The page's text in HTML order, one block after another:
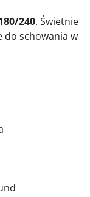
240. Świetnie
do schowania w